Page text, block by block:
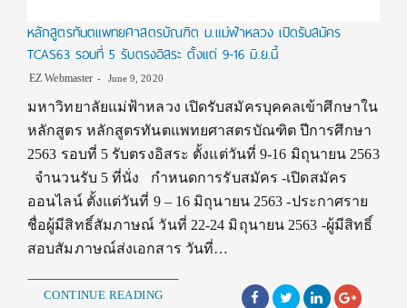
หลักสูตรทันตแพทยศาสตรบัณฑิต ม.แม่ฟ้าหลวง เปิดรับสมัคร
TCAS63 รอบที่ 5 รับตรงอิสระ ตั้งแต่ 9-16 มิ.ย.นี้
EZ Webmaster June 9, 2020
มหาวิทยาลัยแม่ฟ้าหลวง เปิดรับสมัครบุคคลเข้าศึกษาใน
หลักสูตร หลักสูตรทันตแพทยศาสตรบัณฑิต ปีการศึกษา
2563 รอบที่ 5 รับตรงอิสระ ตั้งแต่วันที่ 9-16 มิถุนายน 2563
จำนวนรับ 5 ที่นั่ง กำหนดการรับสมัคร -เปิดสมัคร
ออนไลน์ ตั้งแต่วันที่ 9 – 16 มิถุนายน 2563 -ประกาศราย
ชื่อผู้มีสิทธิ์สัมภาษณ์ วันที่ 22-24 มิถุนายน 2563 -ผู้มีสิทธิ์
สอบสัมภาษณ์ส่งเอกสาร วันที่…
CONTINUE READING